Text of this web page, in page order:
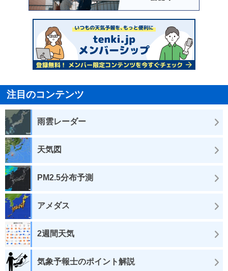
注目のコンテンツ
雨雲レーダー
天気図
PM2.5分布予測
アメダス
2週間天気
気象予報士のポイント解説